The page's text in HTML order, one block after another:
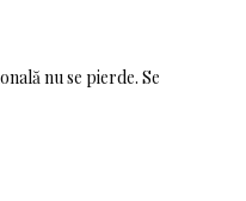
nu se pierde. Se